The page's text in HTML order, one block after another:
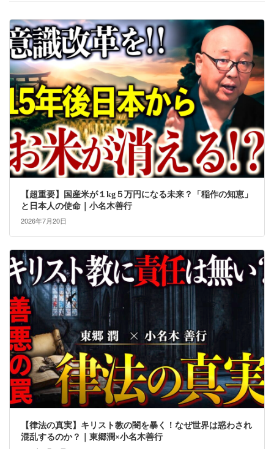
【超重要】国産米が１kg５万円になる未来？「稲作の知恵」
と日本人の使命｜小名木善行
2026年7月20日
【律法の真実】キリスト教の闇を暴く！なぜ世界は惑わされ
混乱するのか？｜東郷潤×小名木善行